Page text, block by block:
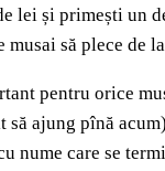
lei și primești
să plece de
pentru orice
ajung pînă
nume care se